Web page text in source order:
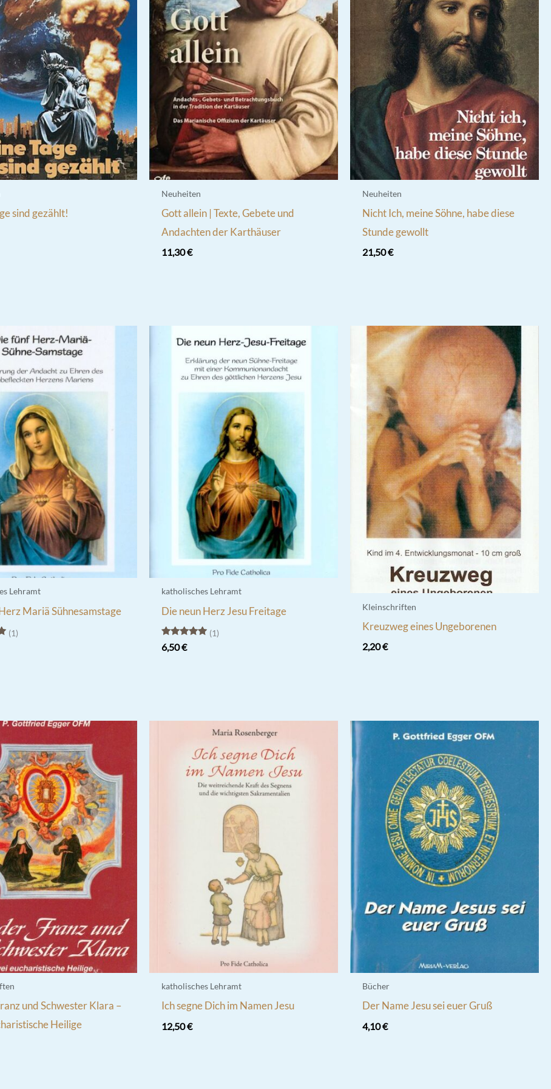
sind gezählt!
Neuheiten
Gott allein | Texte, Gebete und
Andachten der Karthäuser
11,30€
Neuheiten
Nicht Ich, meine Söhne, habe diese
Stunde gewollt
21,50€
Lehramt
Mariä Sühnesamstage
1
katholisches Lehramt
Die neun Herz Jesu Freitage
Bewertet
mit
1
6,50€
Kleinschriften
Kreuzweg eines Ungeborenen
2,20€
und Schwester Klara –
Heilige
katholisches Lehramt
Ich segne Dich im Namen Jesu
12,50€
Bücher
Der Name Jesu sei euer Gruß
4,10€